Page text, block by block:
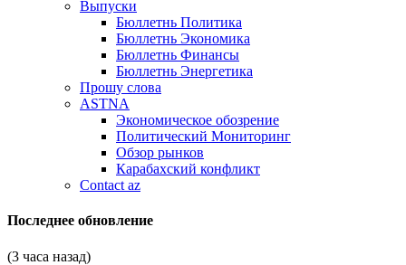
Выпуски
Бюллетнь Политика
Бюллетнь Экономика
Бюллетнь Финансы
Бюллетнь Энергетика
Прошу слова
ASTNA
Экономическое обозрение
Политический Мониторинг
Обзор рынков
Карабахский конфликт
Contact az
Последнее обновление
(3 часа назад)